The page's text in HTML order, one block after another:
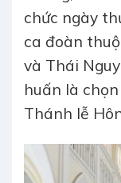
chức ngày
ca đoàn
và Thái
huấn là
Thánh lễ